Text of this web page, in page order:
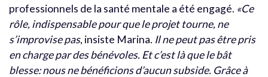
professionnels de la santé mentale a été engagé. «Ce
rôle, indispensable pour que le projet tourne, ne
s’improvise pas, insiste Marina. Il ne peut pas être pris
en charge par des bénévoles. Et c’est là que le bât
blesse: nous ne bénéficions d’aucun subside. Grâce à